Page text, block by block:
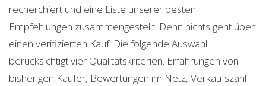
recherchiert und eine Liste unserer besten
Empfehlungen zusammengestellt. Denn nichts geht über
einen verifizierten Kauf. Die folgende Auswahl
berücksichtigt vier Qualitätskriterien. Erfahrungen von
bisherigen Käufer, Bewertungen im Netz, Verkaufszahl